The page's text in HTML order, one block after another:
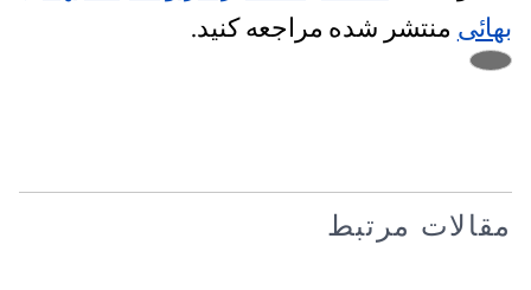
بهائی منتشر شده مراجعه کنید.
مقالات مرتبط